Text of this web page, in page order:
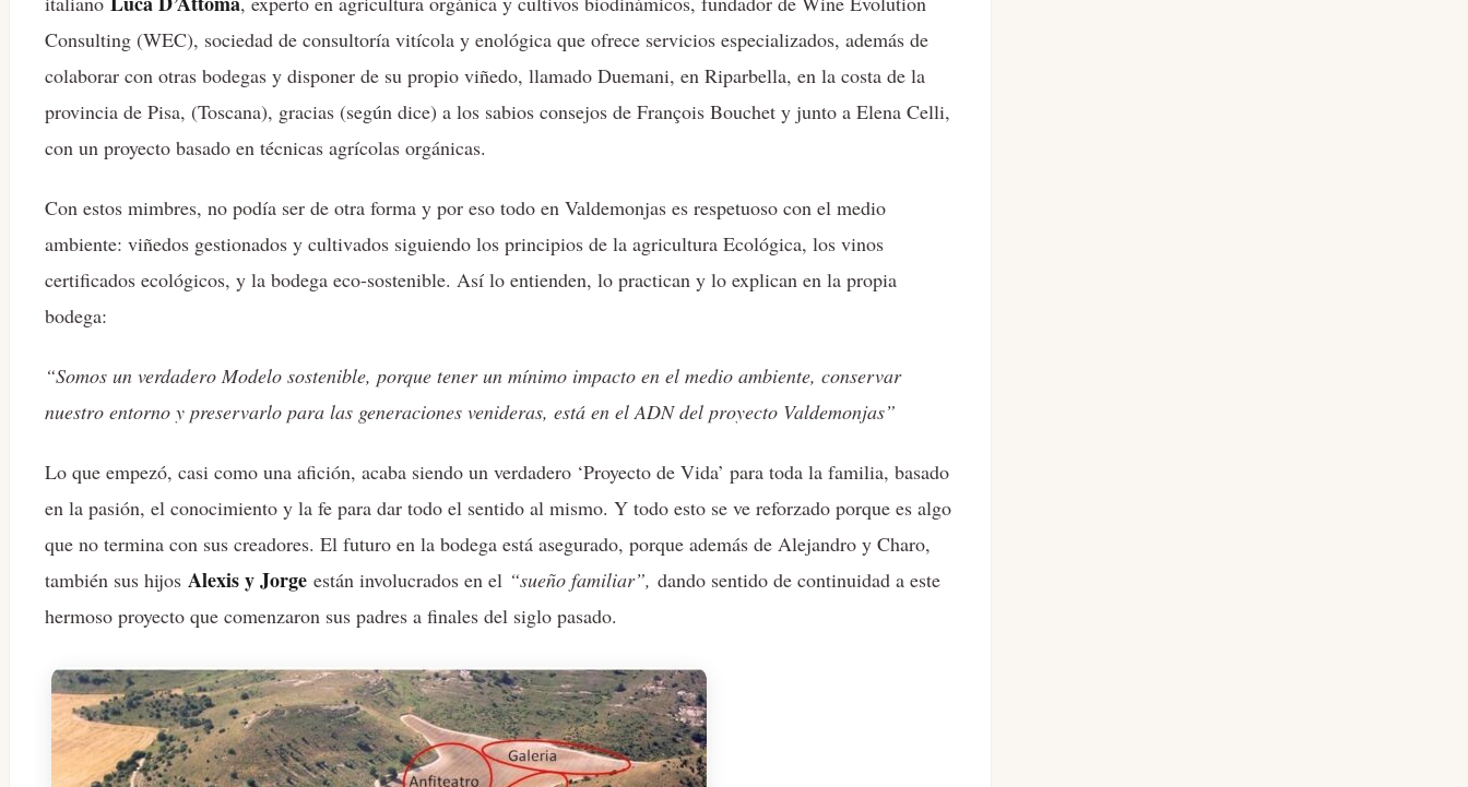
Consulting (WEC), sociedad de consultoría vitícola y enológica que ofrece servicios especializados, además de
colaborar con otras bodegas y disponer de su propio viñedo, llamado Duemani, en Riparbella, en la costa de la
provincia de Pisa, (Toscana), gracias (según dice) a los sabios consejos de François Bouchet y junto a Elena Celli,
con un proyecto basado en técnicas agrícolas orgánicas.
Con estos mimbres, no podía ser de otra forma y por eso todo en Valdemonjas es respetuoso con el medio
ambiente: viñedos gestionados y cultivados siguiendo los principios de la agricultura Ecológica, los vinos
certificados ecológicos, y la bodega eco-sostenible. Así lo entienden, lo practican y lo explican en la propia
bodega:
“Somos un verdadero Modelo sostenible, porque tener un mínimo impacto en el medio ambiente, conservar
nuestro entorno y preservarlo para las generaciones venideras, está en el ADN del proyecto Valdemonjas”
Lo que empezó, casi como una afición, acaba siendo un verdadero ‘Proyecto de Vida’ para toda la familia, basado
en la pasión, el conocimiento y la fe para dar todo el sentido al mismo. Y todo esto se ve reforzado porque es algo
que no termina con sus creadores. El futuro en la bodega está asegurado, porque además de Alejandro y Charo,
también sus hijos Alexis y Jorge están involucrados en el “sueño familiar”, dando sentido de continuidad a este
hermoso proyecto que comenzaron sus padres a finales del siglo pasado.